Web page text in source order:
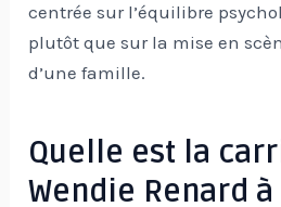
centrée sur l’équilibre
plutôt que sur la mise en
d’une famille.
Quelle est la
Wendie Renard à